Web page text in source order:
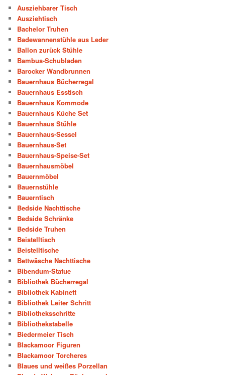
Ausziehbarer Tisch
Ausziehtisch
Bachelor Truhen
Badewannenstühle aus Leder
Ballon zurück Stühle
Bambus-Schubladen
Barocker Wandbrunnen
Bauernhaus Bücherregal
Bauernhaus Esstisch
Bauernhaus Kommode
Bauernhaus Küche Set
Bauernhaus Stühle
Bauernhaus-Sessel
Bauernhaus-Set
Bauernhaus-Speise-Set
Bauernhausmöbel
Bauernmöbel
Bauernstühle
Bauerntisch
Bedside Nachttische
Bedside Schränke
Bedside Truhen
Beistelltisch
Beistelltische
Bettwäsche Nachttische
Bibendum-Statue
Bibliothek Bücherregal
Bibliothek Kabinett
Bibliothek Leiter Schritt
Bibliotheksschritte
Bibliothekstabelle
Biedermeier Tisch
Blackamoor Figuren
Blackamoor Torcheres
Blaues und weißes Porzellan